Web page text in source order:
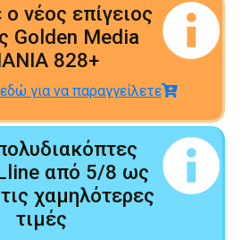
νέος επίγειος
Golden Media
828+
για να παραγγείλετε
από 5/8 ως
χαμηλότερες
τιμές